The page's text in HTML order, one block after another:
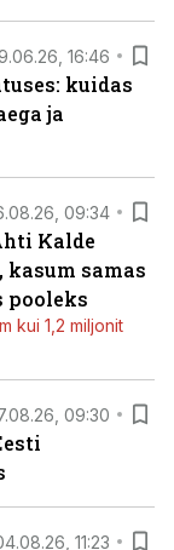
16:46
kuidas
ja
09:34
Kalde
samas
pooleks
kui 1,2 miljonit
09:30
11:23